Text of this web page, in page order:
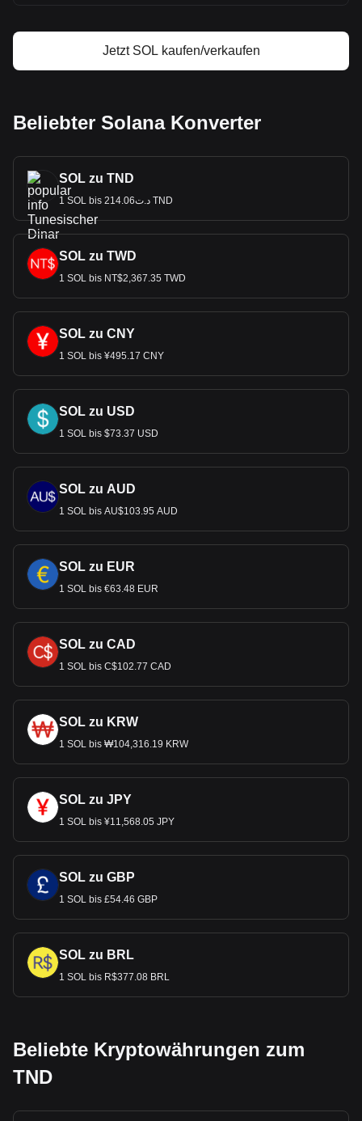
Jetzt SOL kaufen/verkaufen
Beliebter Solana Konverter
SOL zu TND
1 SOL bis د.ت214.06 TND
SOL zu TWD
1 SOL bis NT$2,367.35 TWD
SOL zu CNY
1 SOL bis ¥495.17 CNY
SOL zu USD
1 SOL bis $73.37 USD
SOL zu AUD
1 SOL bis AU$103.95 AUD
SOL zu EUR
1 SOL bis €63.48 EUR
SOL zu CAD
1 SOL bis C$102.77 CAD
SOL zu KRW
1 SOL bis ₩104,316.19 KRW
SOL zu JPY
1 SOL bis ¥11,568.05 JPY
SOL zu GBP
1 SOL bis £54.46 GBP
SOL zu BRL
1 SOL bis R$377.08 BRL
Beliebte Kryptowährungen zum
TND